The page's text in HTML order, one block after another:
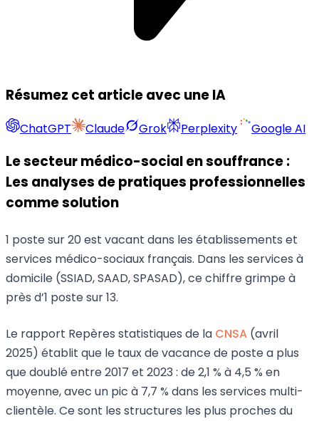
Résumez cet article avec une IA
ChatGPT Claude Grok Perplexity Google AI
Le secteur médico-social en souffrance :
Les analyses de pratiques professionnelles
comme solution
1 poste sur 20 est vacant dans les établissements et
services médico-sociaux français. Dans les services à
domicile (SSIAD, SAAD, SPASAD), ce chiffre grimpe à
près d’1 poste sur 13.
Le rapport Repères statistiques de la CNSA (avril
2025) établit que le taux de vacance de poste a plus
que doublé entre 2017 et 2023 : de 2,1 % à 4,5 % en
moyenne, avec un pic à 7,7 % dans les services multi-
clientèle. Ce sont les structures les plus proches du